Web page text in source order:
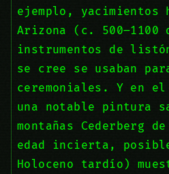
ejemplo, yacimientos
Arizona (c.
instrumentos de
se cree se usaban
ceremoniales. Y en
una notable pintura
montañas Cederberg
edad incierta,
Holoceno tardío)